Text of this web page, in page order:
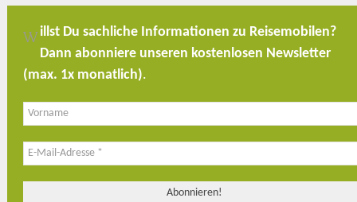
Willst Du sachliche Informationen zu Reisemobilen?
Dann abonniere unseren kostenlosen Newsletter
(max. 1x monatlich).